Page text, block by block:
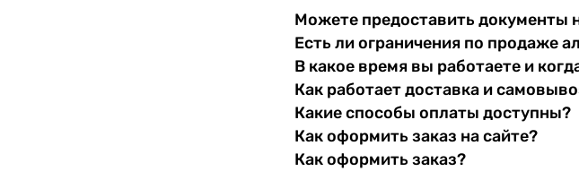
Можете предоставить документы
Есть ли ограничения по продаже
В какое время вы работаете и
Как работает доставка и
Какие способы оплаты доступны?
Как оформить заказ на сайте?
Как оформить заказ?